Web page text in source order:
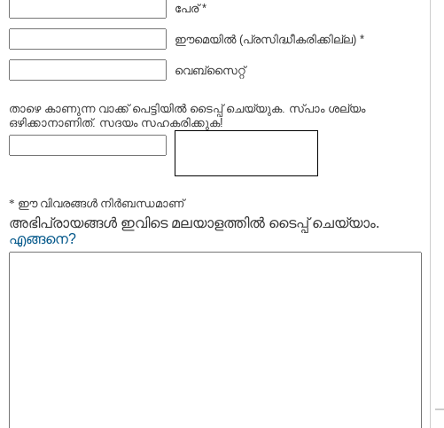
പേര് *
ഈമെയില്‍ (പ്രസിദ്ധീകരിക്കില്ല) *
വെബ്സൈറ്റ്
താഴെ കാണുന്ന വാക്ക് പെട്ടിയില്‍ ടൈപ്പ്‌ ചെയ്യുക. സ്പാം ശല്യം
ഒഴിക്കാനാണിത്. സദയം സഹകരിക്കുക!
* ഈ വിവരങ്ങള്‍ നിര്‍ബന്ധമാണ്
അഭിപ്രായങ്ങള്‍ ഇവിടെ മലയാളത്തില്‍ ടൈപ്പ് ചെയ്യാം.
എങ്ങനെ?